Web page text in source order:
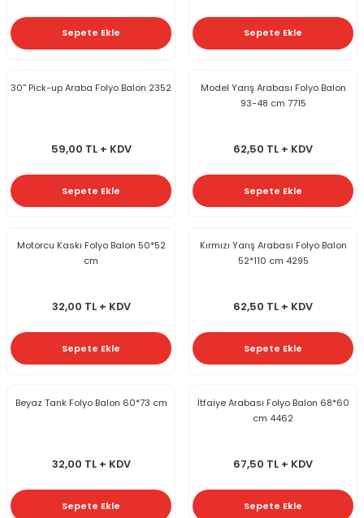
Sepete Ekle Sepete Ekle
30'' Pick-up Araba Folyo Balon 2352
59,00 TL + KDV
Sepete Ekle
Model Yarış Arabası Folyo Balon
93-48 cm 7715
62,50 TL + KDV
Sepete Ekle
Motorcu Kaskı Folyo Balon 50*52
cm
32,00 TL + KDV
Sepete Ekle
Kırmızı Yarış Arabası Folyo Balon
52*110 cm 4295
62,50 TL + KDV
Sepete Ekle
Beyaz Tank Folyo Balon 60*73 cm
32,00 TL + KDV
Sepete Ekle
İtfaiye Arabası Folyo Balon 68*60
cm 4462
67,50 TL + KDV
Sepete Ekle